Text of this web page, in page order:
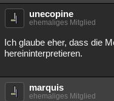
unecopine
ehemaliges Mitglied
Ich glaube eher, dass die
hereininterpretieren.
marquis
ehemaliges Mitglied